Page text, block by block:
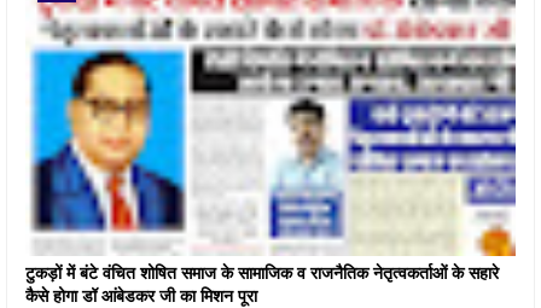
टुकड़ों में बंटे वंचित शोषित समाज के सामाजिक व राजनैतिक नेतृत्वकर्ताओं के सहारे
कैसे होगा डॉ आंबेडकर जी का मिशन पूरा